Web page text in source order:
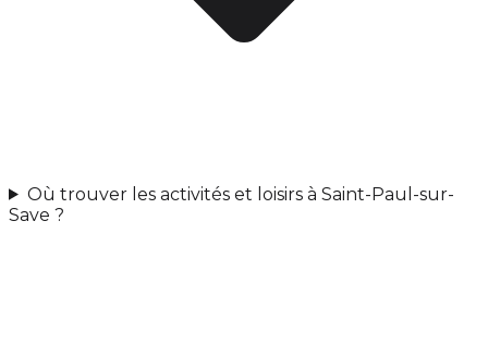
Où trouver les activités et loisirs à Saint-Paul-sur-
Save ?